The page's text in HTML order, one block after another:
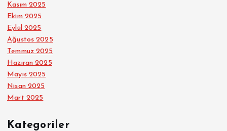
Kasım 2025
Ekim 2025
Eylül 2025
Ağustos 2025
Temmuz 2025
Haziran 2025
Mayıs 2025
Nisan 2025
Mart 2025
Kategoriler